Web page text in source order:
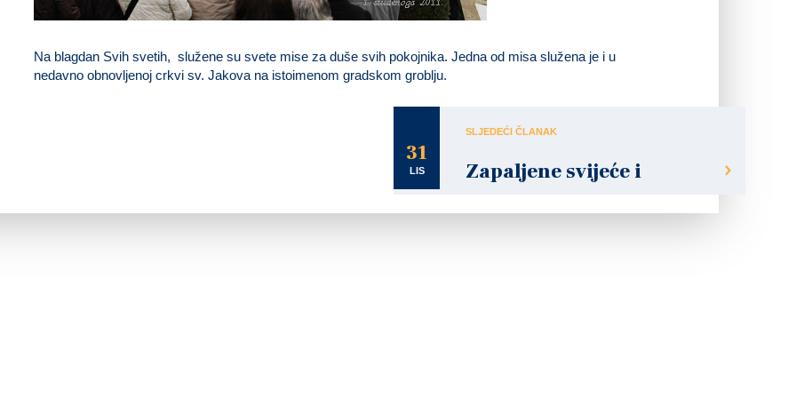
Na blagdan Svih svetih, služene su svete mise za duše svih pokojnika. Jedna od misa služena je i u
nedavno obnovljenoj crkvi sv. Jakova na istoimenom gradskom groblju.
31
LIS
SLJEDEĆI ČLANAK
Zapaljene svijeće i